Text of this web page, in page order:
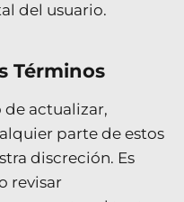
del usuario.
Términos
de actualizar,
parte de estos
discreción. Es
revisar